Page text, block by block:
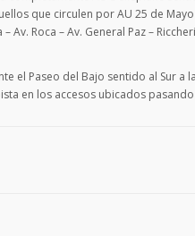
que circulen por AU 25 de
Av. Roca – Av. General Paz –
el Paseo del Bajo sentido al Sur a
en los accesos ubicados pasando